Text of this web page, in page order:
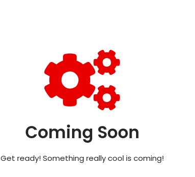
Coming Soon
Get ready! Something really cool is coming!